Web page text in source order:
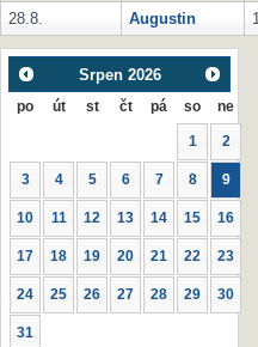
28.8.
Augustin
Srpen 2026
po út st čt pá so ne
1 2
3 4 5 6 7 8 9
10 11 12 13 14 15 16
17 18 19 20 21 22 23
24 25 26 27 28 29 30
31